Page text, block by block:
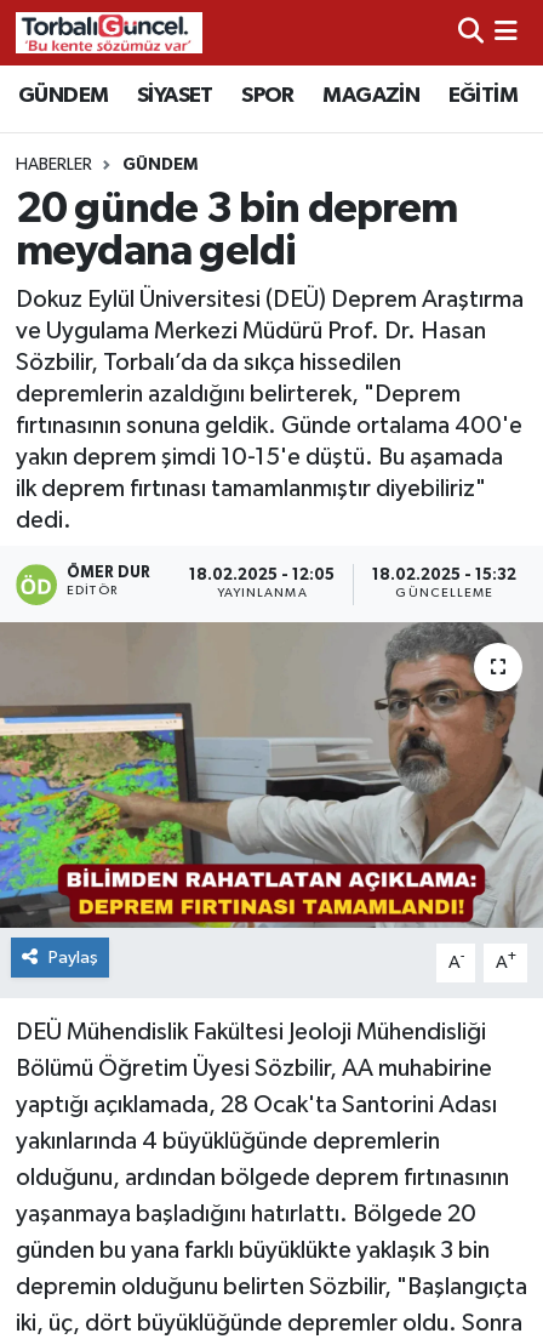
GÜNDEM SİYASET SPOR MAGAZİN EĞİTİM
HABERLER GÜNDEM
20 günde 3 bin deprem
meydana geldi
Dokuz Eylül Üniversitesi (DEÜ) Deprem Araştırma
ve Uygulama Merkezi Müdürü Prof. Dr. Hasan
Sözbilir, Torbalı’da da sıkça hissedilen
depremlerin azaldığını belirterek, "Deprem
fırtınasının sonuna geldik. Günde ortalama 400'e
yakın deprem şimdi 10-15'e düştü. Bu aşamada
ilk deprem fırtınası tamamlanmıştır diyebiliriz"
dedi.
ÖMER DUR
EDITÖR
18.02.2025 - 12:05
YAYINLANMA
18.02.2025 - 15:32
GÜNCELLEME
Paylaş A- A+
DEÜ Mühendislik Fakültesi Jeoloji Mühendisliği
Bölümü Öğretim Üyesi Sözbilir, AA muhabirine
yaptığı açıklamada, 28 Ocak'ta Santorini Adası
yakınlarında 4 büyüklüğünde depremlerin
olduğunu, ardından bölgede deprem fırtınasının
yaşanmaya başladığını hatırlattı. Bölgede 20
günden bu yana farklı büyüklükte yaklaşık 3 bin
depremin olduğunu belirten Sözbilir, "Başlangıçta
iki, üç, dört büyüklüğünde depremler oldu. Sonra
İzmir Nöbetçi Eczaneler
İzmir Hava Durumu
İzmir Namaz Vakitleri
İzmir Trafik Yoğunluk Haritası
Süper Lig Puan Durumu ve Fikstür
Tüm Manşetler
Son Dakika Haberleri
Haber Arşivi